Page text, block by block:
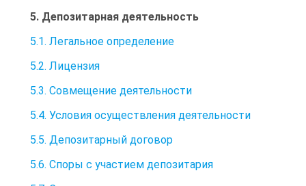
5. Депозитарная деятельность
5.1. Легальное определение
5.2. Лицензия
5.3. Совмещение деятельности
5.4. Условия осуществления деятельности
5.5. Депозитарный договор
5.6. Споры с участием депозитария